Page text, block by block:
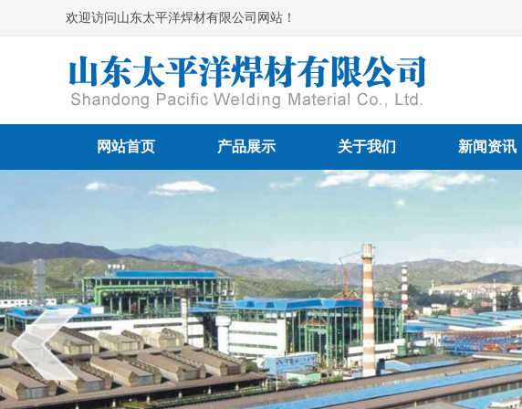
欢迎访问山东太平洋焊材有限公司网站！
网站首页 产品展示 关于我们 新闻资讯